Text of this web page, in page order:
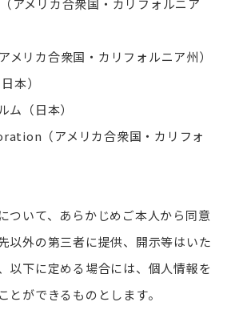
アメリカ合衆国・カリフォルニア
リカ合衆国・カリフォルニア州）
本）
ム（日本）
（アメリカ合衆国・カリフォ
ついて、あらかじめご本人から同意
以外の第三者に提供、開示等はいた
以下に定める場合には、個人情報を
とができるものとします。